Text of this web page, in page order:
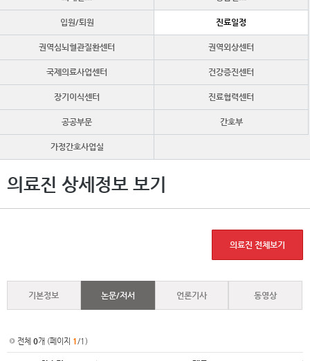
입원/퇴원 진료일정
권역심뇌혈관질환센터 권역외상센터
국제의료사업센터 건강증진센터
장기이식센터 진료협력센터
공공부문 간호부
가정간호사업실
의료진 상세정보 보기
의료진 전체보기
기본정보 논문/저서 언론기사 동영상
전체 0개 (페이지 1/1)